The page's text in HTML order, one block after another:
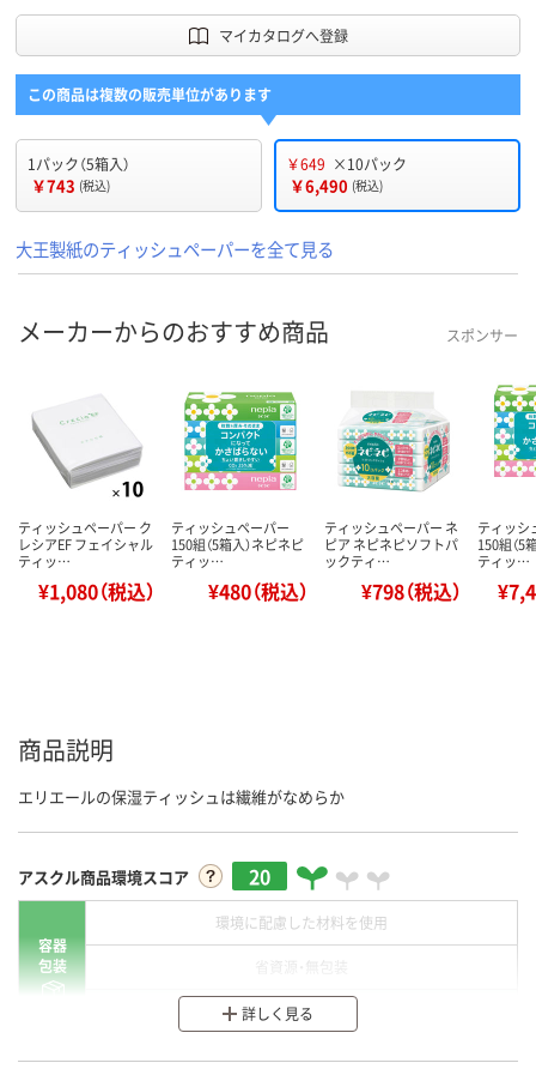
マイカタログへ登録
この商品は複数の販売単位があります
1パック（5箱入）
￥743 (税込)
￥649 ×10パック
￥6,490 (税込)
大王製紙のティッシュペーパーを全て見る
メーカーからのおすすめ商品 スポンサー
ティッシュペーパー ク
レシアEF フェイシャル
ティッ…
¥1,080（税込）
ティッシュペーパー
150組（5箱入）ネピネピ
ティッ…
¥480（税込）
ティッシュペーパー ネ
ピア ネピネピソフトパ
ックティ…
¥798（税込）
ティッシ
150組（5
ティッ…
商品説明
エリエールの保湿ティッシュは繊維がなめらか
アスクル商品環境スコア 20
容器
包装
環境に配慮した材料を使用
分別・リサイクルしやすい設計
詳しく見る